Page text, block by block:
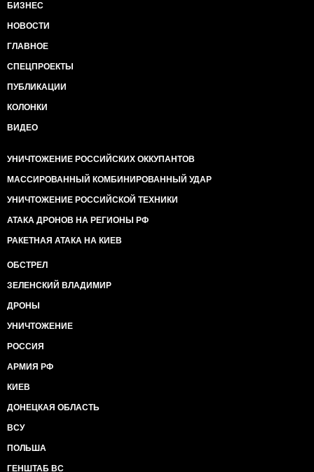
БИЗНЕС
НОВОСТИ
ГЛАВНОЕ
СПЕЦПРОЕКТЫ
ПУБЛИКАЦИИ
КОЛОНКИ
ВИДЕО
УНИЧТОЖЕНИЕ РОССИЙСКИХ ОККУПАНТОВ
МАССИРОВАННЫЙ КОМБИНИРОВАННЫЙ УДАР
УНИЧТОЖЕНИЕ РОССИЙСКОЙ ТЕХНИКИ
АТАКА ДРОНОВ НА РЕГИОНЫ РФ
РАКЕТНАЯ АТАКА НА КИЕВ
ОБСТРЕЛ
ЗЕЛЕНСКИЙ ВЛАДИМИР
ДРОНЫ
УНИЧТОЖЕНИЕ
РОССИЯ
АРМИЯ РФ
КИЕВ
ДОНЕЦКАЯ ОБЛАСТЬ
ВСУ
ПОЛЬША
ГЕНШТАБ ВС